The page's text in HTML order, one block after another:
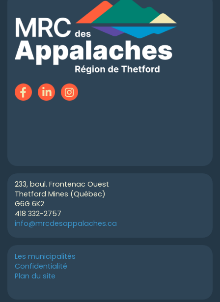
233, boul. Frontenac Ouest
Thetford Mines (Québec)
G6G 6K2
418 332-2757
info@mrcdesappalaches.ca
Les municipalités
Confidentialité
Plan du site